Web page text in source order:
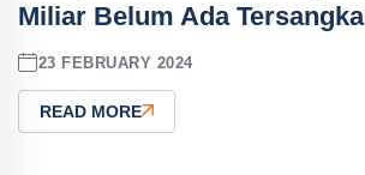
Miliar Belum Ada Tersangka
23 FEBRUARY 2024
READ MORE